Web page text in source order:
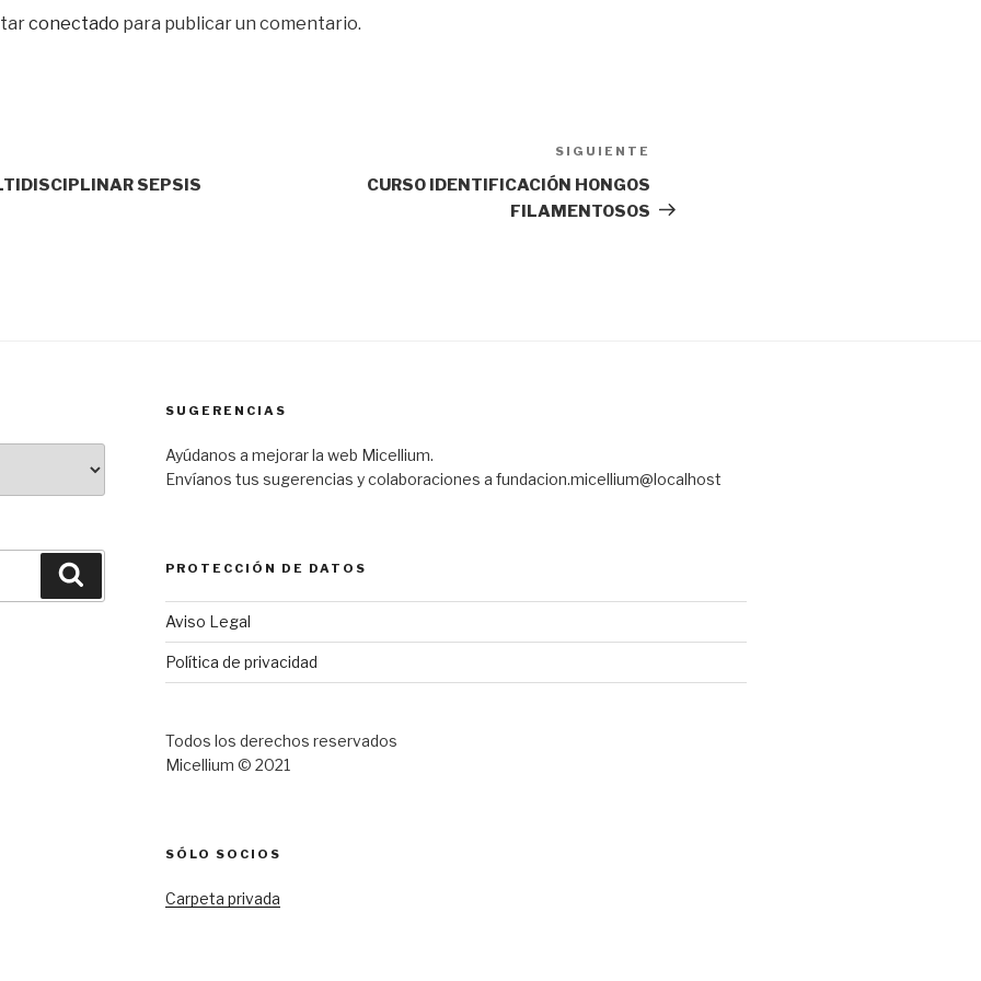
conectado para publicar un comentario.
SEPSIS
SIGUIENTE
CURSO IDENTIFICACIÓN HONGOS
FILAMENTOSOS
SUGERENCIAS
Ayúdanos a mejorar la web Micellium.
Envíanos tus sugerencias y colaboraciones a fundacion.micellium@localhost
PROTECCIÓN DE DATOS
Aviso Legal
Política de privacidad
Todos los derechos reservados
Micellium © 2021
SÓLO SOCIOS
Carpeta privada